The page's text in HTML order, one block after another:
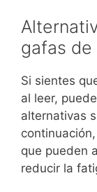
gafas de
Si sientes
al leer,
alternativas
que pueden
reducir la